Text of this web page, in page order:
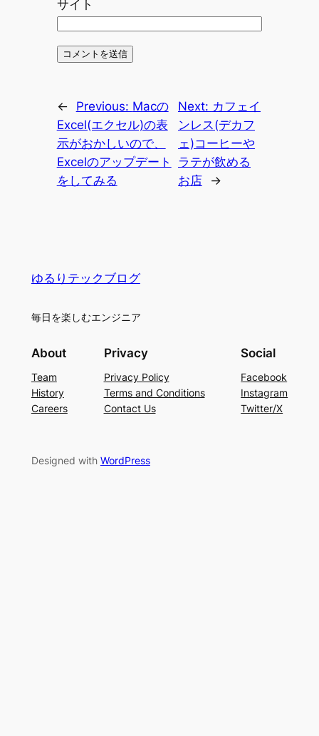
サイト
← Previous: Macの
Excel(エクセル)の表
示がおかしいので、
Excelのアップデート
をしてみる
Next: カフェイ
ンレス(デカフ
ェ)コーヒーや
ラテが飲める
お店
→
ゆるりテックブログ
毎日を楽しむエンジニア
About
Team
History
Careers
Privacy
Privacy Policy
Terms and Conditions
Contact Us
Social
Facebook
Instagram
Twitter/X
Designed with WordPress